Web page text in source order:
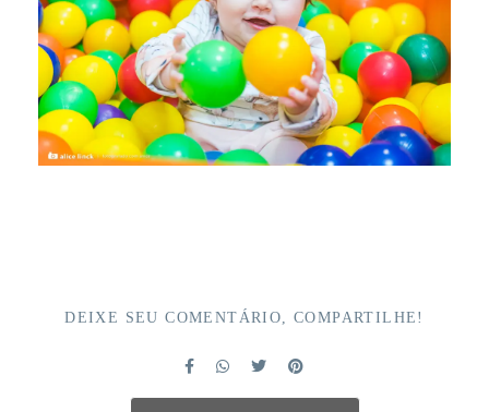
DEIXE SEU COMENTÁRIO, COMPARTILHE!